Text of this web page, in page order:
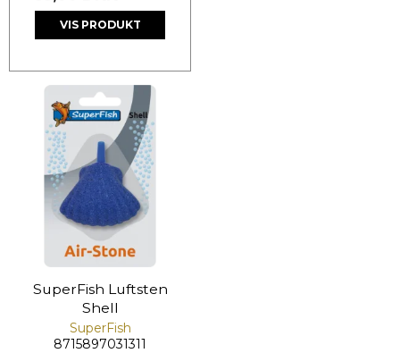
VIS PRODUKT
SuperFish Luftsten
Shell
SuperFish
8715897031311